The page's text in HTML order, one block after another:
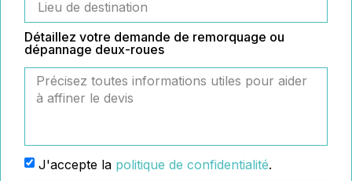
Détaillez votre demande de remorquage ou
dépannage deux-roues
J'accepte la politique de confidentialité.